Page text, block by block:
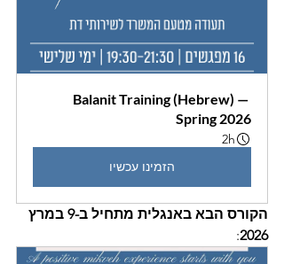
Balanit Training (Hebrew) —
Spring 2026
2h
הזמינו עכשיו
הקורס הבא באנגלית מתחיל ב-9 במרץ
2026
: